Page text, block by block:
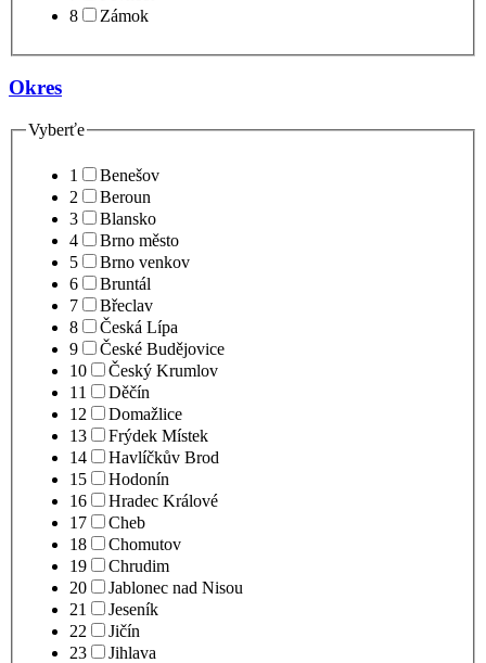
8
Zámok
Okres
Vyberťe
1
Benešov
2
Beroun
3
Blansko
4
Brno město
5
Brno venkov
6
Bruntál
7
Břeclav
8
Česká Lípa
9
České Budějovice
10
Český Krumlov
11
Děčín
12
Domažlice
13
Frýdek Místek
14
Havlíčkův Brod
15
Hodonín
16
Hradec Králové
17
Cheb
18
Chomutov
19
Chrudim
20
Jablonec nad Nisou
21
Jeseník
22
Jičín
23
Jihlava